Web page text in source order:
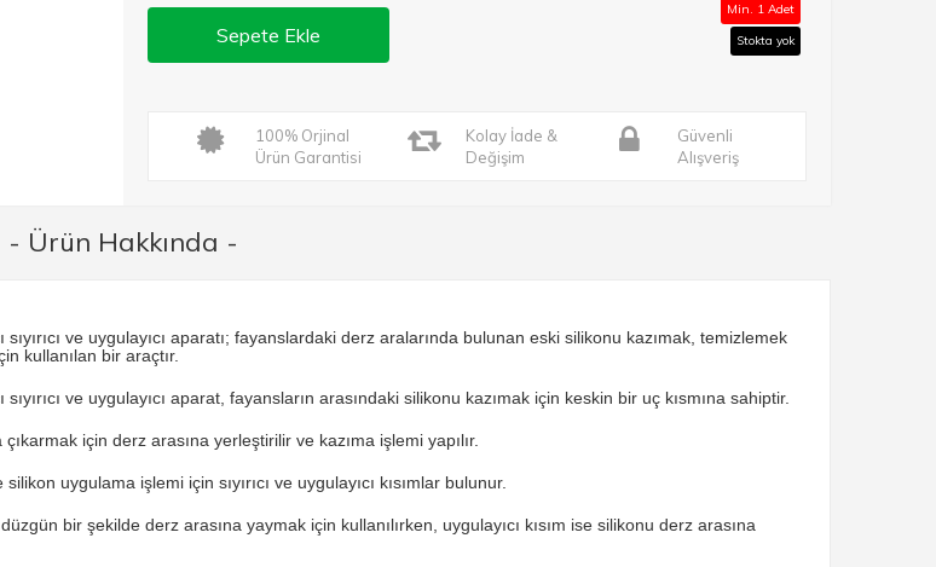
Sepete Ekle
Min. 1 Adet
Stokta yok
100% Orjinal
Ürün Garantisi
Kolay İade &
Değişim
Güvenli
Alışveriş
- Ürün Hakkında -
sıyırıcı ve uygulayıcı aparatı; fayanslardaki derz aralarında bulunan eski silikonu kazımak, temizlemek
kullanılan bir araçtır.
sıyırıcı ve uygulayıcı aparat, fayansların arasındaki silikonu kazımak için keskin bir uç kısmına sahiptir.
için derz arasına yerleştirilir ve kazıma işlemi yapılır.
uygulama işlemi için sıyırıcı ve uygulayıcı kısımlar bulunur.
düzgün bir şekilde derz arasına yaymak için kullanılırken, uygulayıcı kısım ise silikonu derz arasına